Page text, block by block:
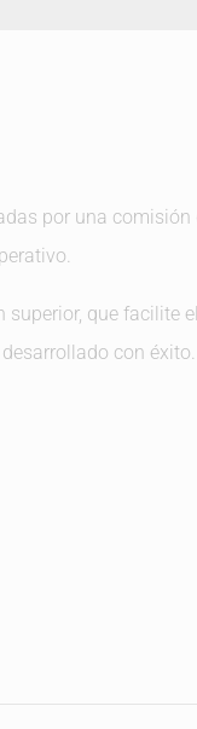
por una comisión
que facilite
con éxito.